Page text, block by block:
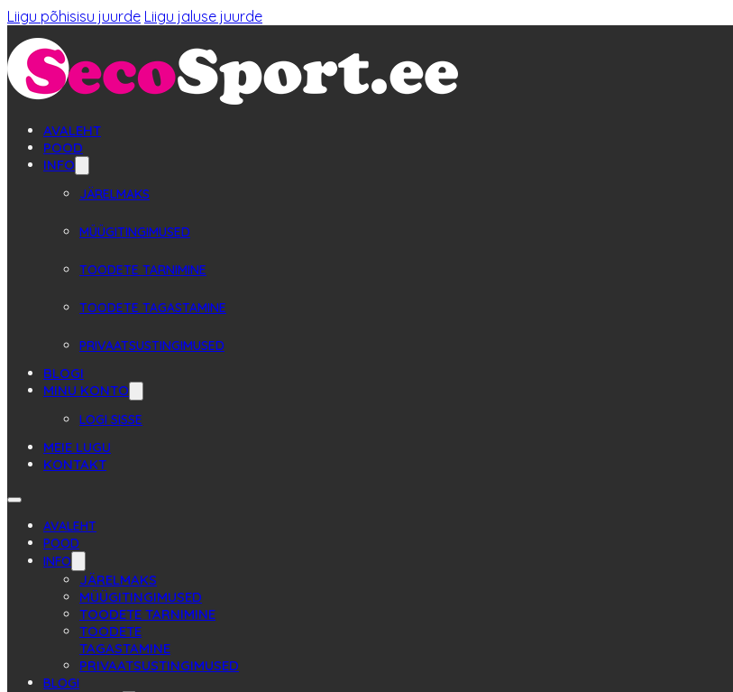
Liigu põhisisu juurde Liigu jaluse juurde
AVALEHT
POOD
INFO
JÄRELMAKS
MÜÜGITINGIMUSED
TOODETE TARNIMINE
TOODETE TAGASTAMINE
PRIVAATSUSTINGIMUSED
BLOGI
MINU KONTO
LOGI SISSE
MEIE LUGU
KONTAKT
AVALEHT
POOD
INFO
JÄRELMAKS
MÜÜGITINGIMUSED
TOODETE TARNIMINE
TOODETE
TAGASTAMINE
PRIVAATSUSTINGIMUSED
BLOGI